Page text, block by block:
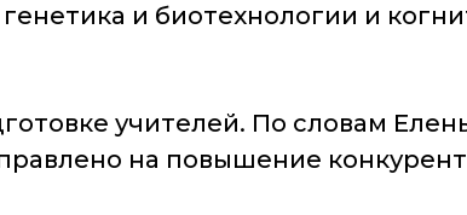
и биотехнологии и
учителей. По словам
на повышение